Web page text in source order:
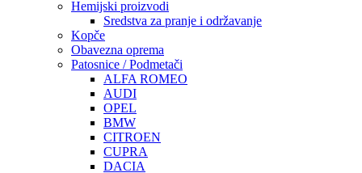
Hemijski proizvodi
Sredstva za pranje i održavanje
Kopče
Obavezna oprema
Patosnice / Podmetači
ALFA ROMEO
AUDI
OPEL
BMW
CITROEN
CUPRA
DACIA